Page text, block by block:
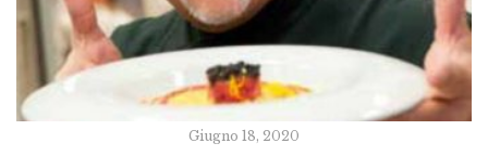
Giugno 18, 2020